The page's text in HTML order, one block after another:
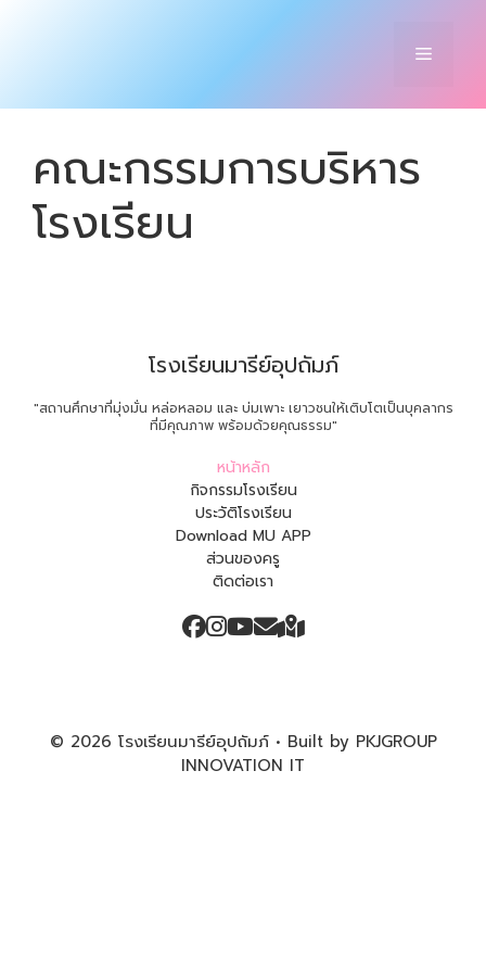
Menu
คณะกรรมการบริหาร
โรงเรียน
โรงเรียนมารีย์อุปถัมภ์
"สถานศึกษาที่มุ่งมั่น หล่อหลอม และ บ่มเพาะ เยาวชนให้เติบโตเป็นบุคลากร
ที่มีคุณภาพ พร้อมด้วยคุณธรรม"
หน้าหลัก
กิจกรรมโรงเรียน
ประวัติโรงเรียน
Download MU APP
ส่วนของครู
ติดต่อเรา
© 2026 โรงเรียนมารีย์อุปถัมภ์ • Built by PKJGROUP
INNOVATION IT